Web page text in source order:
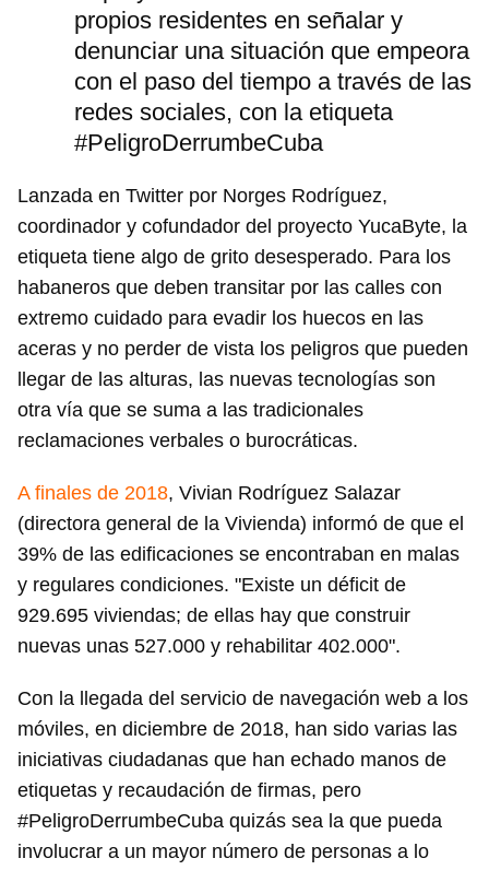
propios residentes en señalar y
denunciar una situación que empeora
con el paso del tiempo a través de las
redes sociales, con la etiqueta
#PeligroDerrumbeCuba
Lanzada en Twitter por Norges Rodríguez,
coordinador y cofundador del proyecto YucaByte, la
etiqueta tiene algo de grito desesperado. Para los
habaneros que deben transitar por las calles con
extremo cuidado para evadir los huecos en las
aceras y no perder de vista los peligros que pueden
llegar de las alturas, las nuevas tecnologías son
otra vía que se suma a las tradicionales
reclamaciones verbales o burocráticas.
A finales de 2018, Vivian Rodríguez Salazar
(directora general de la Vivienda) informó de que el
39% de las edificaciones se encontraban en malas
y regulares condiciones. "Existe un déficit de
929.695 viviendas; de ellas hay que construir
nuevas unas 527.000 y rehabilitar 402.000".
Con la llegada del servicio de navegación web a los
móviles, en diciembre de 2018, han sido varias las
iniciativas ciudadanas que han echado manos de
etiquetas y recaudación de firmas, pero
#PeligroDerrumbeCuba quizás sea la que pueda
involucrar a un mayor número de personas a lo